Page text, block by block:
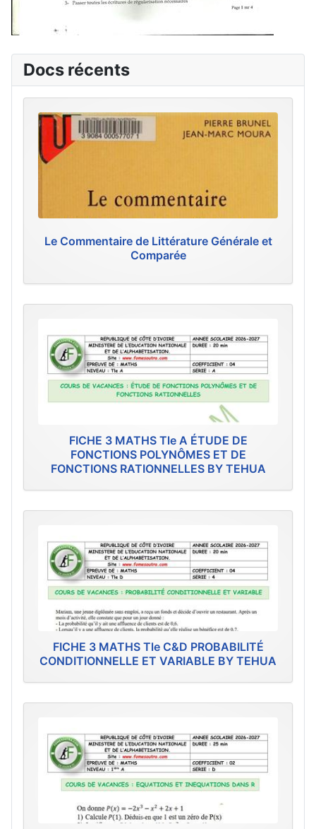
Docs récents
Le Commentaire de Littérature Générale et
Comparée
FICHE 3 MATHS Tle A ÉTUDE DE
FONCTIONS POLYNÔMES ET DE
FONCTIONS RATIONNELLES BY TEHUA
FICHE 3 MATHS Tle C&D PROBABILITÉ
CONDITIONNELLE ET VARIABLE BY TEHUA